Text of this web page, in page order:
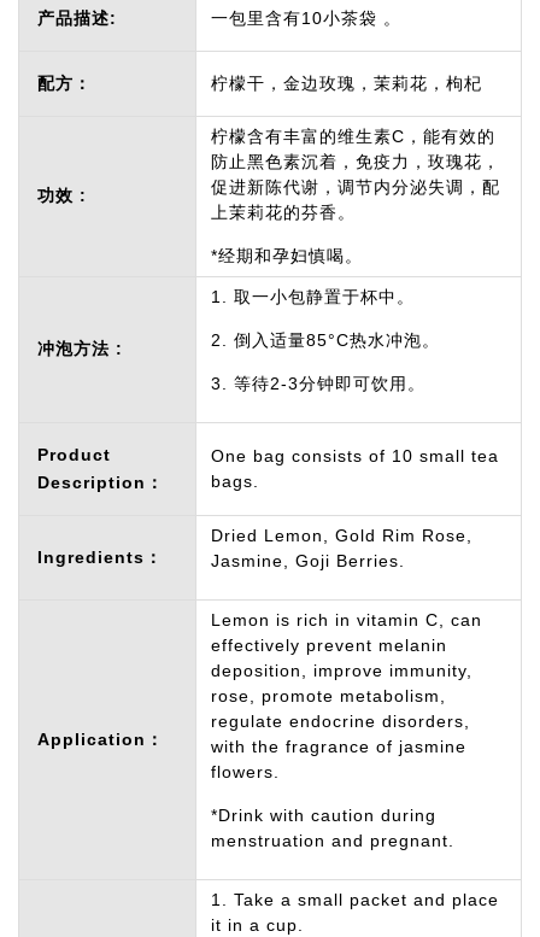
产品描述: 一包里含有10小茶袋 。
配方： 柠檬干，金边玫瑰，茉莉花，枸杞
功效 :
柠檬含有丰富的维生素C，能有效的
防止黑色素沉着，免疫力，玫瑰花，
促进新陈代谢，调节内分泌失调，配
上茉莉花的芬香。
*经期和孕妇慎喝。
冲泡方法 :
1. 取一小包静置于杯中。
2. 倒入适量85°C热水冲泡。
3. 等待2-3分钟即可饮用。
Product
Description：
One bag consists of 10 small tea
bags.
Ingredients：
Dried Lemon, Gold Rim Rose,
Jasmine, Goji Berries.
Application：
Lemon is rich in vitamin C, can
effectively prevent melanin
deposition, improve immunity,
rose, promote metabolism,
regulate endocrine disorders,
with the fragrance of jasmine
flowers.
*Drink with caution during
menstruation and pregnant.
1. Take a small packet and place
it in a cup.